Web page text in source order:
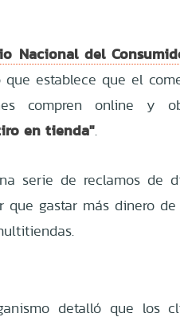
Nacional del
establece que el
compren online y
en tienda".
serie de reclamos de
que gastar más dinero
detalló que los